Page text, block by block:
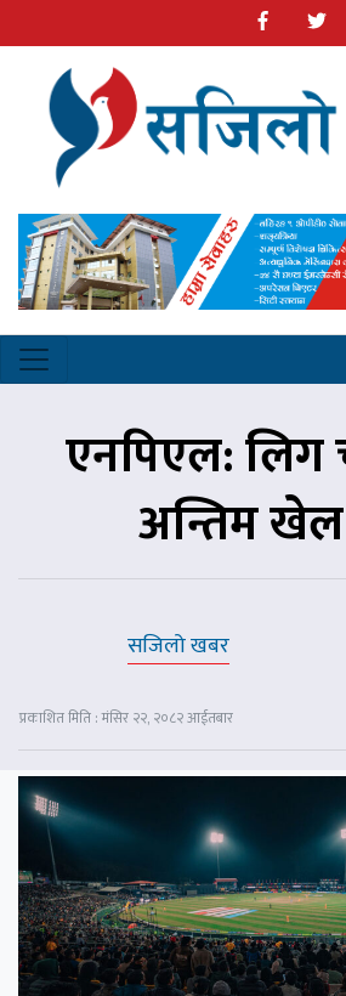
एनपिएल:
अन्तिम
सजिलो खबर
प्रकाशित मिति : मंसिर २२, २०८२ आईतबार